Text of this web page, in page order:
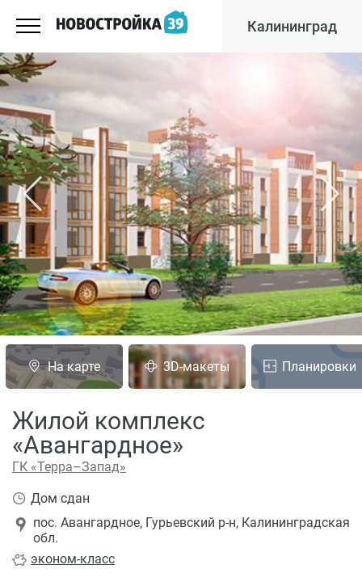
Калининград
На карте 3D-макеты Планировки
Жилой комплекс
«Авангардное»
ГК «Терра–Запад»
эконом-класс
пос. Авангардное, Гурьевский р-н, Калининградская
обл.
Дом сдан